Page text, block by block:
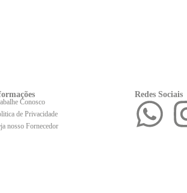
Conosco
de Privacidade
nosso Fornecedor
Redes Sociais